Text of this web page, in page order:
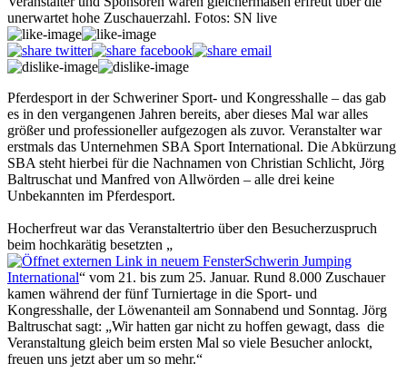
unerwartet hohe Zuschauerzahl. Fotos: SN live
Pferdesport in der Schweriner Sport- und Kongresshalle – das gab
es in den vergangenen Jahren bereits, aber dieses Mal war alles
größer und professioneller aufgezogen als zuvor. Veranstalter war
erstmals das Unternehmen SBA Sport International. Die Abkürzung
SBA steht hierbei für die Nachnamen von Christian Schlicht, Jörg
Baltruschat und Manfred von Allwörden – alle drei keine
Unbekannten im Pferdesport.
Hocherfreut war das Veranstaltertrio über den Besucherzuspruch
beim hochkarätig besetzten „
Schwerin Jumping
International“ vom 21. bis zum 25. Januar. Rund 8.000 Zuschauer
kamen während der fünf Turniertage in die Sport- und
Kongresshalle, der Löwenanteil am Sonnabend und Sonntag. Jörg
Baltruschat sagt: „Wir hatten gar nicht zu hoffen gewagt, dass die
Veranstaltung gleich beim ersten Mal so viele Besucher anlockt,
freuen uns jetzt aber um so mehr.“